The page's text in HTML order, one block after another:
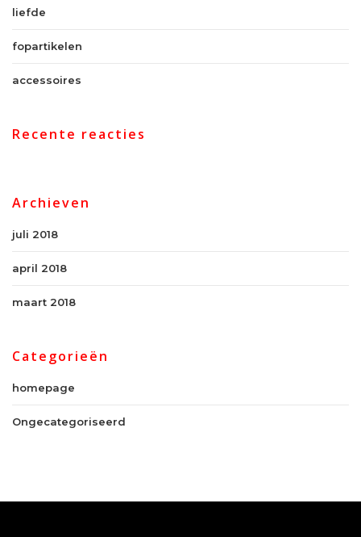
liefde
fopartikelen
accessoires
Recente reacties
Archieven
juli 2018
april 2018
maart 2018
Categorieën
homepage
Ongecategoriseerd